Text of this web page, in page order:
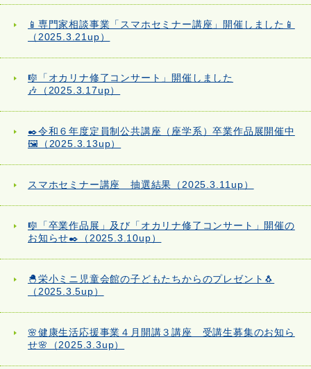
📱専門家相談事業「スマホセミナー講座」開催しました📱
（2025.3.21up）
🎼「オカリナ修了コンサート」開催しました
🎶（2025.3.17up）
✒️令和６年度定員制公共講座（座学系）卒業作品展開催中
🖼️（2025.3.13up）
スマホセミナー講座 抽選結果（2025.3.11up）
🎼「卒業作品展」及び「オカリナ修了コンサート」開催の
お知らせ✒️（2025.3.10up）
🐣栄小ミニ児童会館の子どもたちからのプレゼント🐧
（2025.3.5up）
🌸健康生活応援事業４月開講３講座 受講生募集のお知ら
せ🌸（2025.3.3up）